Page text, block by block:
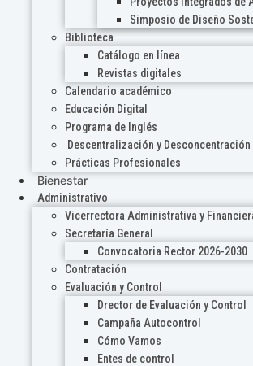
Simposio de Diseño
Biblioteca
Catálogo en línea
Revistas digitales
Calendario académico
Educación Digital
Programa de Inglés
Descentralización y Desconcentración
Prácticas Profesionales
Bienestar
Administrativo
Vicerrectora Administrativa y
Secretaría General
Convocatoria Rector 2026-2030
Contratación
Evaluación y Control
Drector de Evaluación y Control
Campaña Autocontrol
Cómo Vamos
Entes de control